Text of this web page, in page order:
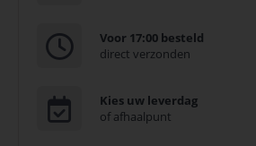
Voor 17:00 besteld
direct verzonden
Kies uw leverdag
of afhaalpunt